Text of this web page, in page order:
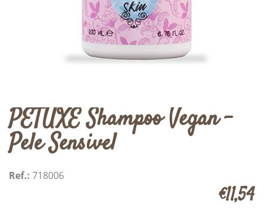
PETUXE Shampoo Vegan -
Pele Sensivel
Ref.: 718006
€11,54